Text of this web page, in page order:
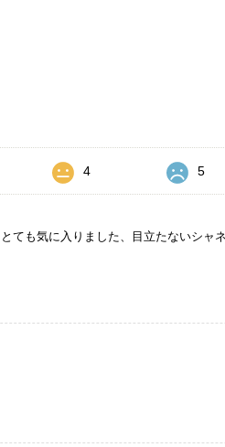
4 5
とても気に入りました、目立たないシャ